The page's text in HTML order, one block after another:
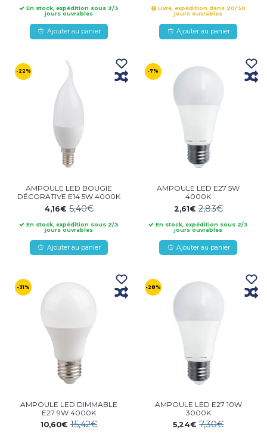
En stock, expédition sous 2/3
jours ouvrables
Ajouter au panier
Livre, expédition dans 20/30
jours ouvrables
Ajouter au panier
-22%
AMPOULE LED BOUGIE
DÉCORATIVE E14 5W 4000K
4,16€5,40€
En stock, expédition sous 2/3
jours ouvrables
Ajouter au panier
-7%
AMPOULE LED E27 5W
4000K
2,61€2,83€
En stock, expédition sous 2/3
jours ouvrables
Ajouter au panier
-31%
AMPOULE LED DIMMABLE
E27 9W 4000K
10,60€15,42€
-28%
AMPOULE LED E27 10W
3000K
5,24€7,30€